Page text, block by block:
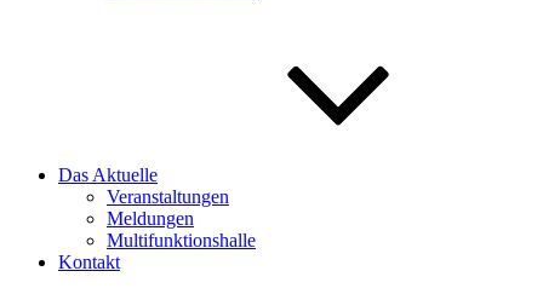
Das Aktuelle
Veranstaltungen
Meldungen
Multifunktionshalle
Kontakt